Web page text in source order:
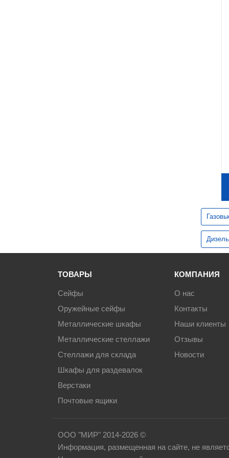
ТОВАРЫ
Сейфы
Оружейные сейфы
Металлические шкафы
Металлические стеллажи
Стеллажи для склада
Шкафы для раздевалок
Верстаки
Почтовые ящики
КОМПАНИЯ
О нас
Контакты
Наши клиенты
Отзывы
Новости
ООО "МИР" 2014-2026 ©
Информация, размещенная на сайте, не